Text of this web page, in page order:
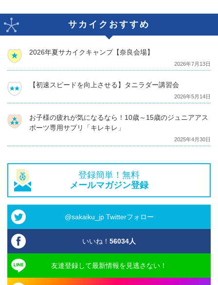
サカイクおすすめ
2026年夏サカイクキャンプ【奈良会場】
2026年7月13日
【初速スピードを向上させる】タニラダー講習会
2026年5月14日
お子様の疲れが気になるなら！10歳～15歳のジュニアアス
ポーツ専用サプリ「キレキレ」
2025年4月30日
登録簡単！無料
メールマガジン登録
@sakaiku_jp Twitterフォロー
いいね！ 56034人
友達登録して最新情報を見逃さない！